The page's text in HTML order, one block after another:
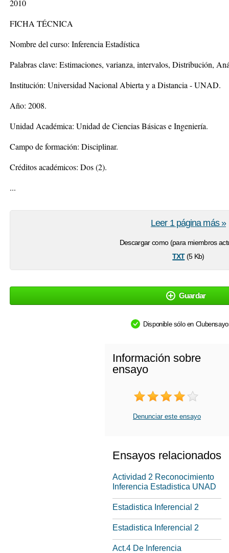
2010
FICHA TÉCNICA
Nombre del curso: Inferencia Estadística
Palabras clave: Estimaciones, varianza, intervalos, Distribución,
Institución: Universidad Nacional Abierta y a Distancia - UNAD.
Año: 2008.
Unidad Académica: Unidad de Ciencias Básicas e Ingeniería.
Campo de formación: Disciplinar.
Créditos académicos: Dos (2).
...
Descargar como (para miembros
txt(5 Kb)
Leer 1 página más »
Guardar
Disponible sólo en
Información sobre
ensayo
Denunciar este ensayo
Ensayos relacionados
Actividad 2 Reconocimiento
Inferencia Estadistica UNAD
Estadistica Inferencial 2
Estadistica Inferencial 2
Act.4 De Inferencia